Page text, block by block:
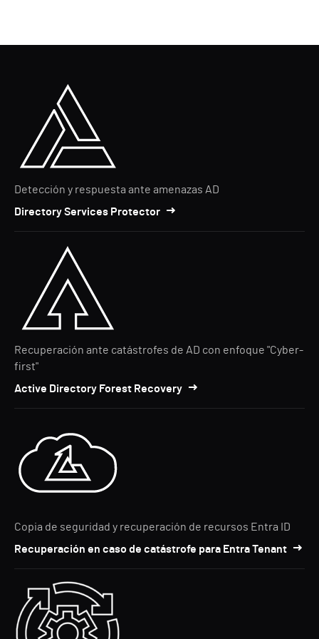
Detección y respuesta ante amenazas AD
Directory Services Protector
Recuperación ante catástrofes de AD con enfoque "Cyber-
first"
Active Directory Forest Recovery
Copia de seguridad y recuperación de recursos Entra ID
Recuperación en caso de catástrofe para Entra Tenant